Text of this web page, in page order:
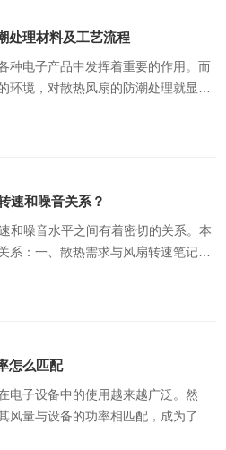
处理材料及工艺流程
种电子产品中发挥着重要的作用。而
环境，对散热风扇的防潮处理就显得
风扇厂家常用的防潮处理材料及工艺
选择适合自己产品的散热风扇。一、
速和噪音关系？
和噪音水平之间有着密切的关系。本
系：一、散热需求与风扇转速笔记本
的热量，需要散热风扇高速旋转以将
风扇的转速也会相应增加，以达到更
怎么匹配
电子设备中的使用越来越广泛。然
风量与设备的功率相匹配，成为了一
上，我们需要考虑技术的深度与环境